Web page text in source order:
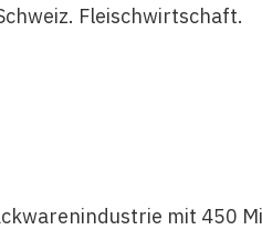
Fleischwirtschaft.
mit 450